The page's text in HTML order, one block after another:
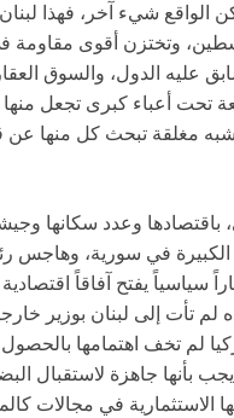
الواقع شيء آخر، فهذا
وتختزن أقوى مقاومة
عليه الدول، والسوق
تحت أعباء كبرى تجعل
مغلقة تبحث كل منها عن
في سورية، وهاجس
سياسياً يفتح آفاقاً
لم تأت إلى لبنان بوزير
لم تخف اهتمامها
جاهزة لاستقبال
في مجالات